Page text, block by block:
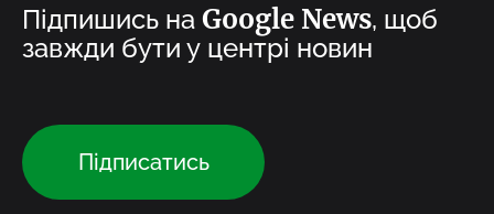
Підпишись на Google News, щоб
завжди бути у центрі новин
Підписатись